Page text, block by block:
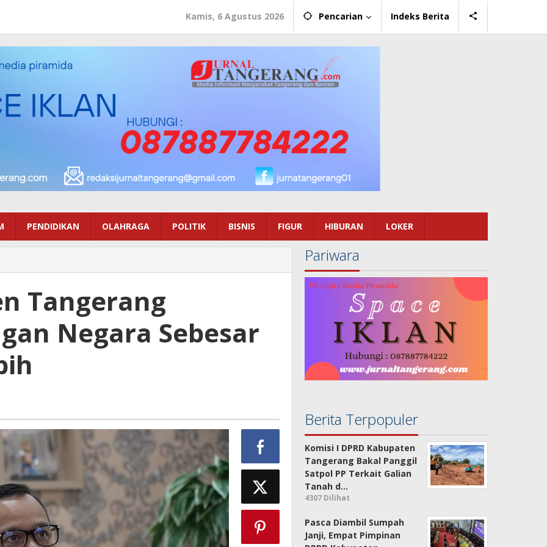
Kamis, 6 Agustus 2026 Pencarian Indeks Berita
PENDIDIKAN OLAHRAGA POLITIK BISNIS FIGUR HIBURAN LOKER
Tangerang
Negara Sebesar
Pariwara
Berita Terpopuler
Komisi I DPRD Kabupaten
Tangerang Bakal Panggil
Satpol PP Terkait Galian
Tanah d…
4307 Dilihat
Pasca Diambil Sumpah
Janji, Empat Pimpinan